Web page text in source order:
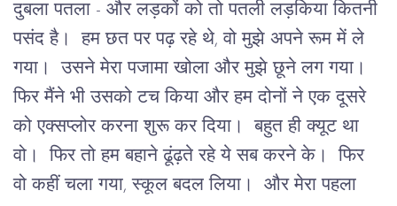
दुबला पतला - और लड़कों को तो पतली लड़किया कितनी
पसंद है।  हम छत पर पढ़ रहे थे, वो मुझे अपने रूम में ले
गया।  उसने मेरा पजामा खोला और मुझे छूने लग गया।
फिर मैंने भी उसको टच किया और हम दोनों ने एक दूसरे
को एक्सप्लोर करना शुरू कर दिया।  बहुत ही क्यूट था
वो।  फिर तो हम बहाने ढूंढ़ते रहे ये सब करने के।  फिर
वो कहीं चला गया, स्कूल बदल लिया।  और मेरा पहला